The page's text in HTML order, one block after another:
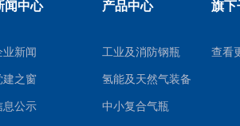
闻中心
业新闻
建之窗
息公示
产品中心
工业及消防钢瓶
氢能及天然气装备
中小复合气瓶
旗下
查看